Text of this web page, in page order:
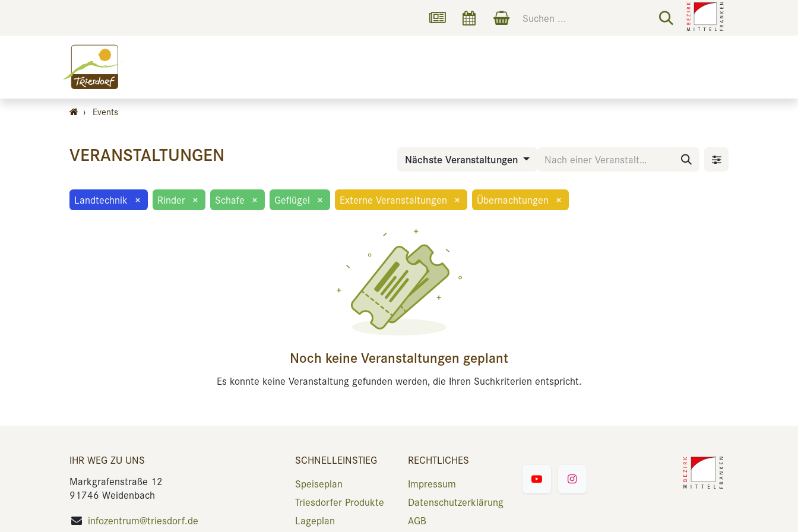
› Events
VERANSTALTUNGEN Nächste Veranstaltungen
Landtechnik × Rinder × Schafe × Geflügel × Externe Veranstaltungen × Übernachtungen ×
Noch keine Veranstaltungen geplant
Es konnte keine Veranstaltung gefunden werden, die Ihren Suchkriterien entspricht.
IHR WEG ZU UNS
Markgrafenstraße 12
91746 Weidenbach
infozentrum@triesdorf.de
SCHNELLEINSTIEG
Speiseplan
Triesdorfer Produkte
Lageplan
RECHTLICHES
Impressum
Datenschutzerklärung
AGB